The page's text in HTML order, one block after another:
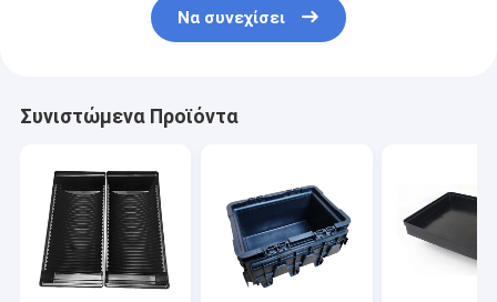
Να συνεχίσει
Συνιστώμενα Προϊόντα